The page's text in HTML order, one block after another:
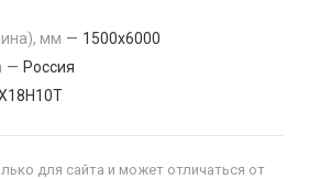
мм — 1500x6000
— Россия
для сайта и может отличаться от